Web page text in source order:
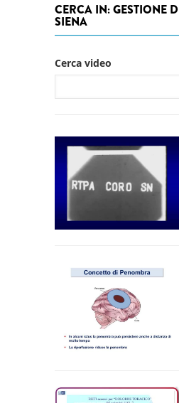
CERCA IN: GESTIONE
SIENA
Cerca video